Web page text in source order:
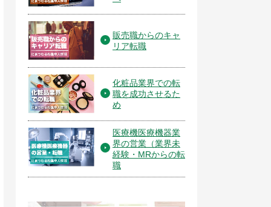
販売職からのキャ
リア転職
化粧品業界での転
職を成功させるた
め
医療機医療機器業
界の営業（業界未
経験・MRからの転
職